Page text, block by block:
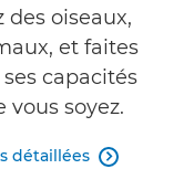
produit.
oiseaux,
et faites
capacités
vous soyez.
détaillées 